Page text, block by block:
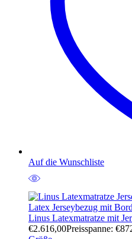
Auf die Wunschliste
Latex Jerseybezug mit
Linus Latexmatratze mit
€2.616,00Preisspanne: